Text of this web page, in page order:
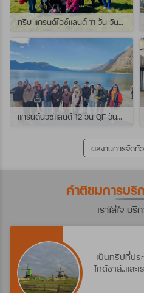
ทริป แกรนด์ไอซ์แลนด์ 11 วัน วันที่ 25 กรกฏาคม - 04 สิงหาคม 2569 เดินทางกับไกด์พี่เปิ้ล
แกรนด์นิวซีแลนด์ 12 วัน QF วันที่ 22 กรกฎาคม - 3 สิงหาคม 2569 เดินทางกับไกด์พี่โจ้
ผลงานการจัดทั
คำติชมการบริ
เราใส่ใจ บริ
เป็นทริปที่ปร
ไกด์ชาลี..และ